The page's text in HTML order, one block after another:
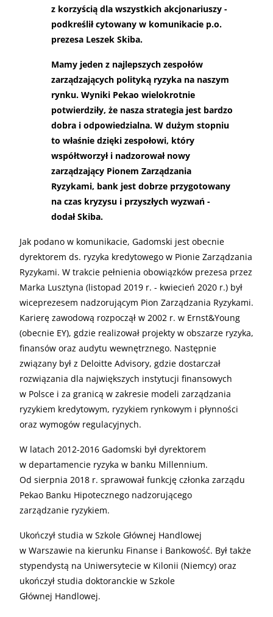
z korzyścią dla wszystkich akcjonariuszy -
podkreślił cytowany w komunikacie p.o.
prezesa Leszek Skiba.
Mamy jeden z najlepszych zespołów
zarządzających polityką ryzyka na naszym
rynku. Wyniki Pekao wielokrotnie
potwierdziły, że nasza strategia jest bardzo
dobra i odpowiedzialna. W dużym stopniu
to właśnie dzięki zespołowi, który
współtworzył i nadzorował nowy
zarządzający Pionem Zarządzania
Ryzykami, bank jest dobrze przygotowany
na czas kryzysu i przyszłych wyzwań -
dodał Skiba.
Jak podano w komunikacie, Gadomski jest obecnie
dyrektorem ds. ryzyka kredytowego w Pionie Zarządzania
Ryzykami. W trakcie pełnienia obowiązków prezesa przez
Marka Lusztyna (listopad 2019 r. - kwiecień 2020 r.) był
wiceprezesem nadzorującym Pion Zarządzania Ryzykami.
Karierę zawodową rozpoczął w 2002 r. w Ernst&Young
(obecnie EY), gdzie realizował projekty w obszarze ryzyka,
finansów oraz audytu wewnętrznego. Następnie
związany był z Deloitte Advisory, gdzie dostarczał
rozwiązania dla największych instytucji finansowych
w Polsce i za granicą w zakresie modeli zarządzania
ryzykiem kredytowym, ryzykiem rynkowym i płynności
oraz wymogów regulacyjnych.
W latach 2012-2016 Gadomski był dyrektorem
w departamencie ryzyka w banku Millennium.
Od sierpnia 2018 r. sprawował funkcję członka zarządu
Pekao Banku Hipotecznego nadzorującego
zarządzanie ryzykiem.
Ukończył studia w Szkole Głównej Handlowej
w Warszawie na kierunku Finanse i Bankowość. Był także
stypendystą na Uniwersytecie w Kilonii (Niemcy) oraz
ukończył studia doktoranckie w Szkole
Głównej Handlowej.